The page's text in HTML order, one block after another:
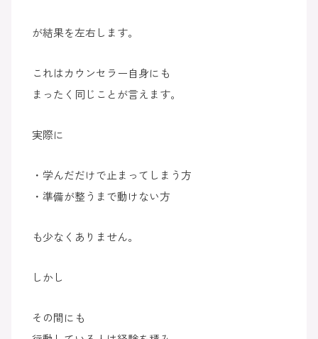
が結果を左右します。
これはカウンセラー自身にも
まったく同じことが言えます。
実際に
・学んだだけで止まってしまう方
・準備が整うまで動けない方
も少なくありません。
しかし
その間にも